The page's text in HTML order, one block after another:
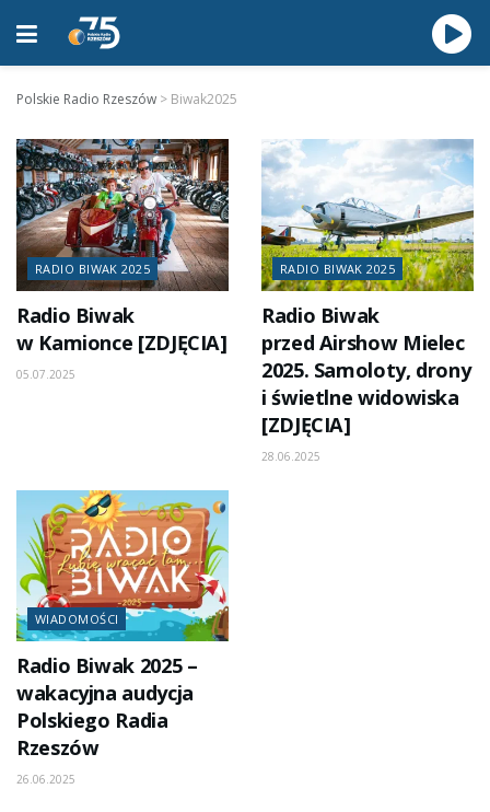
Polskie Radio Rzeszów > Biwak2025
RADIO BIWAK 2025
Radio Biwak
w Kamionce [ZDJĘCIA]
05.07.2025
RADIO BIWAK 2025
Radio Biwak
przed Airshow Mielec
2025. Samoloty, drony
i świetlne widowiska
[ZDJĘCIA]
28.06.2025
WIADOMOŚCI
Radio Biwak 2025 –
wakacyjna audycja
Polskiego Radia
Rzeszów
26.06.2025